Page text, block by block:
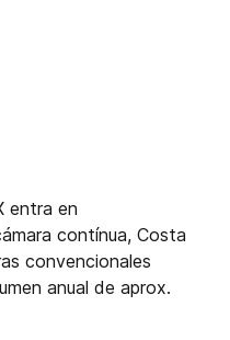
entra en
contínua, Costa
convencionales
anual de aprox.